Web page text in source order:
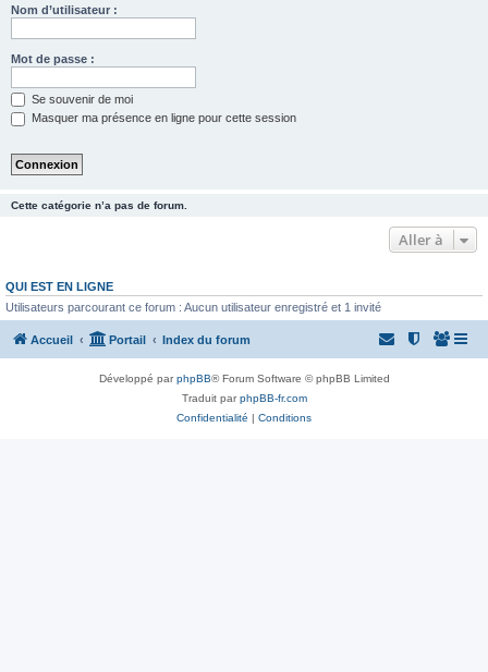
Nom d’utilisateur :
Mot de passe :
Se souvenir de moi
Masquer ma présence en ligne pour cette session
Cette catégorie n’a pas de forum.
Aller à
QUI EST EN LIGNE
Utilisateurs parcourant ce forum : Aucun utilisateur enregistré et 1 invité
Accueil Portail Index du forum
Développé parphpBB® Forum Software © phpBB Limited
Traduit parphpBB-fr.com
Confidentialité | Conditions